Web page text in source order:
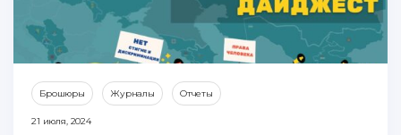
Брошюры Журналы Отчеты
21 июля, 2024